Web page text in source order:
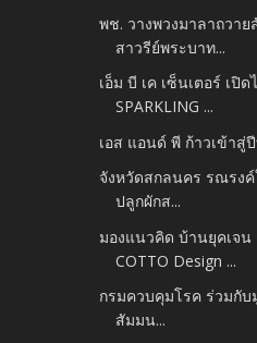
พช. วางพวงมาลาถวา
สาวรีย์พระบาท...
เอ็ม บี เค เซ็นเตอร์ เปิ
SPARKLING ...
เอส แอนด์ พี ก้าวเข้าสู่
จังหวัดสกลนคร รณรง
ปลูกผักส...
มองแนวคิด บ้านยุคเจน
COTTO Design ...
กรมควบคุมโรค ร่วมกั
สัมมน...